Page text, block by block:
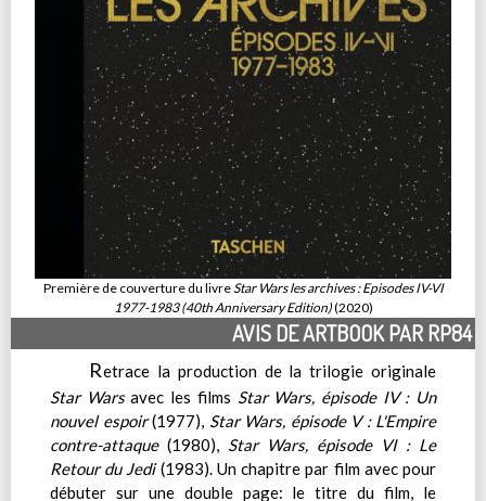
Première de couverture du livreStar Wars les archives : Episodes IV-VI
1977-1983 (40th Anniversary Edition)(2020)
AVIS DE ARTBOOK PAR RP84
Retrace la production de la trilogie originale
Star Warsavec les films Star Wars, épisode IV : Un
nouvel espoir(1977), Star Wars, épisode V : L'Empire
contre-attaque(1980), Star Wars, épisode VI : Le
Retour du Jedi(1983). Un chapitre par film avec pour
débuter sur une double page: le titre du film, le